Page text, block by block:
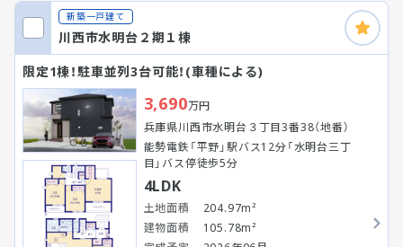
新築一戸建て
川西市水明台２期１棟
限定1棟！駐車並列3台可能！(車種による)
3,690万円
兵庫県川西市水明台３丁目3番38（地番）
能勢電鉄「平野」駅バス12分「水明台三丁
目」バス停徒歩5分
4LDK
土地面積
204.97m²
建物面積
105.78m²